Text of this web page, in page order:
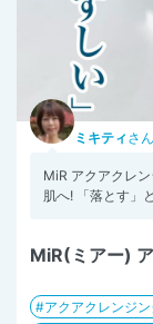
ミキティ さん
MiR アクアクレ
肌へ! 「落とす」
MiR(ミアー)
アクアクレンジ